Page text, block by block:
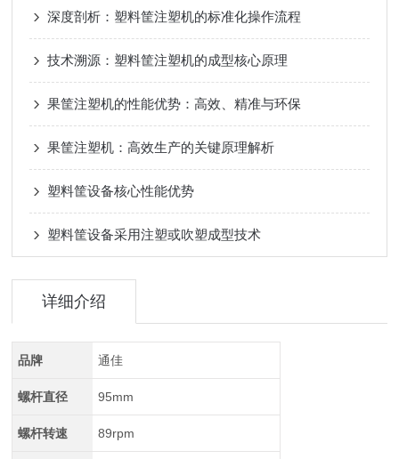
深度剖析：塑料筐注塑机的标准化操作流程
技术溯源：塑料筐注塑机的成型核心原理
果筐注塑机的性能优势：高效、精准与环保
果筐注塑机：高效生产的关键原理解析
塑料筐设备核心性能优势
塑料筐设备采用注塑或吹塑成型技术
详细介绍
品牌 通佳
螺杆直径 95mm
螺杆转速 89rpm